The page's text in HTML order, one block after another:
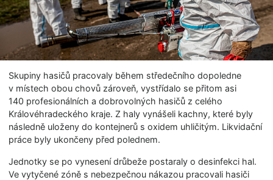
Skupiny hasičů pracovaly během středečního dopoledne
v místech obou chovů zároveň, vystřídalo se přitom asi
140 profesionálních a dobrovolných hasičů z celého
Královéhradeckého kraje. Z haly vynášeli kachny, které byly
následně uloženy do kontejnerů s oxidem uhličitým. Likvidační
práce byly ukončeny před polednem.
Jednotky se po vynesení drůbeže postaraly o desinfekci hal.
Ve vytyčené zóně s nebezpečnou nákazou pracovali hasiči